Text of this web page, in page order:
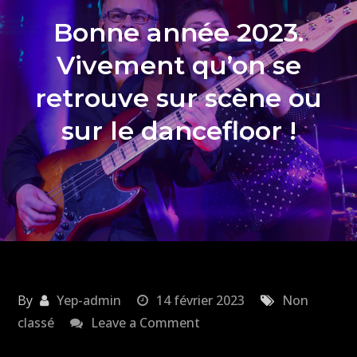
Bonne année 2023.
Vivement qu’on se
retrouve sur scène ou
sur le dancefloor !
By Yep-admin 14 février 2023
Non
classé
Leave a Comment